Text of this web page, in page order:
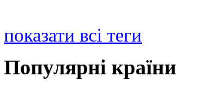
показати всі теги
Популярні країни